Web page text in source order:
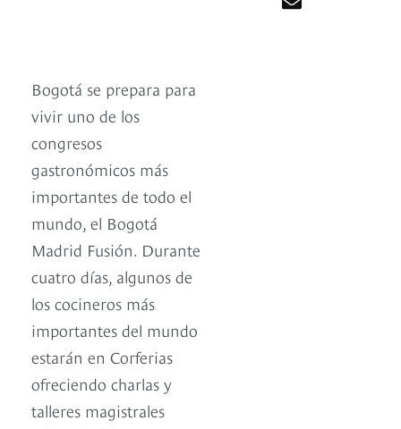
Bogotá se prepara para
vivir uno de los
congresos
gastronómicos más
importantes de todo el
mundo, el Bogotá
Madrid Fusión. Durante
cuatro días, algunos de
los cocineros más
importantes del mundo
estarán en Corferias
ofreciendo charlas y
talleres magistrales